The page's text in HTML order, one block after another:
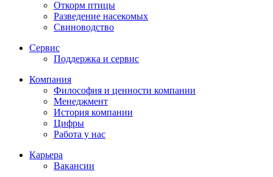
Откорм птицы
Разведение насекомых
Свиноводство
Сервис
Поддержка и сервис
Компания
Философия и ценности компании
Менеджмент
История компании
Цифры
Работа у нас
Карьера
Вакансии